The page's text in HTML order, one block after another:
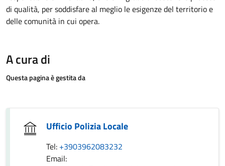
di qualità, per soddisfare al meglio le esigenze del territorio e
delle comunità in cui opera.
A cura di
Questa pagina è gestita da
Ufficio Polizia Locale
Tel: +3903962083232
Email: